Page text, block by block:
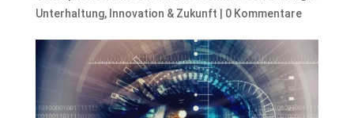
Unterhaltung, Innovation & Zukunft 0 Kommentare